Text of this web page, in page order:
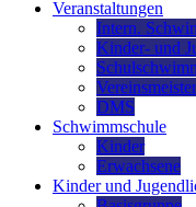
Veranstaltungen
Intern.
Kinder- und
DMS
Schwimmschule
Kinder
Erwachsene
Kinder und